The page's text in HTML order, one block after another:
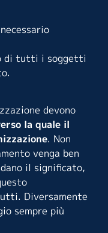
di tutti i soggetti
devono
la quale il
. Non
venga ben
il significato,
Diversamente
sempre più